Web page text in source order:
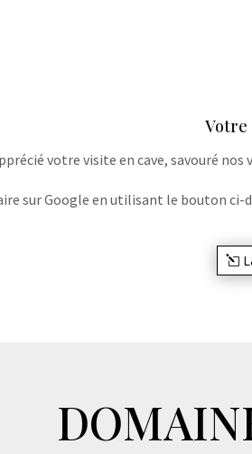
Votre
votre visite en cave, savouré
sur Google en utilisant le bouton ci-